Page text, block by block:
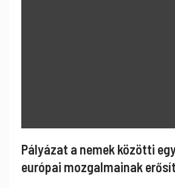
Pályázat a nemek közötti
európai mozgalmainak